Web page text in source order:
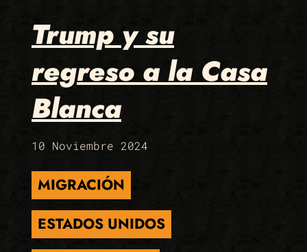
Trump y su
regreso a la Casa
Blanca
10 Noviembre 2024
MIGRACIÓN
ESTADOS UNIDOS